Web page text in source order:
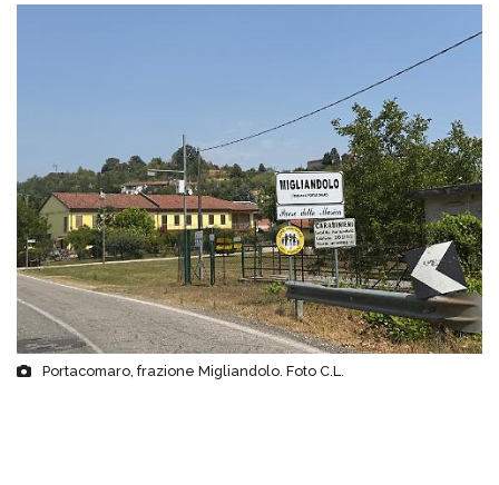
Portacomaro, frazione Migliandolo. Foto C.L.